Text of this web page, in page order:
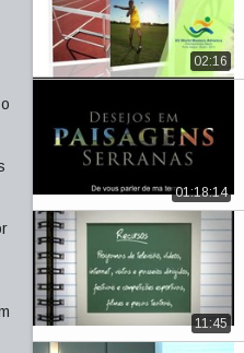
02:16
01:18:14
11:45